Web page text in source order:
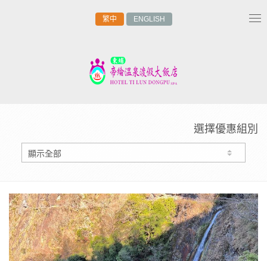
繁中 ENGLISH
選擇優惠組別